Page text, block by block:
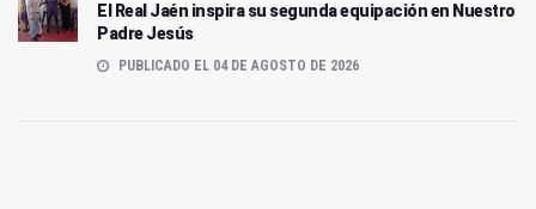
El Real Jaén inspira su segunda equipación en Nuestro
Padre Jesús
PUBLICADO EL 04 DE AGOSTO DE 2026